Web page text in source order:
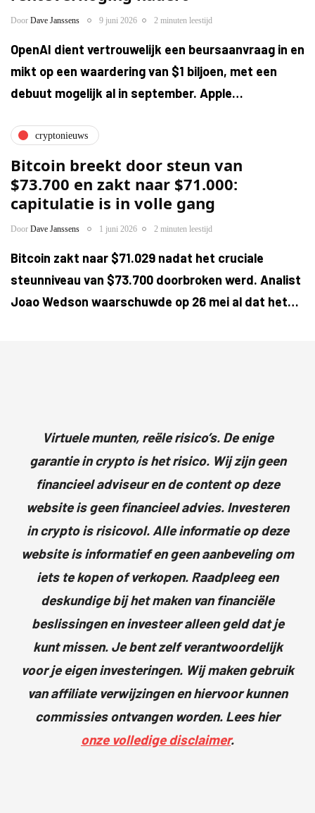
Door Dave Janssens 9 juni 2026 2 minuten leestijd
OpenAI dient vertrouwelijk een beursaanvraag in en
mikt op een waardering van $1 biljoen, met een
debuut mogelijk al in september. Apple…
cryptonieuws
Bitcoin breekt door steun van
$73.700 en zakt naar $71.000:
capitulatie is in volle gang
Door Dave Janssens 1 juni 2026 2 minuten leestijd
Bitcoin zakt naar $71.029 nadat het cruciale
steunniveau van $73.700 doorbroken werd. Analist
Joao Wedson waarschuwde op 26 mei al dat het…
Virtuele munten, reële risico’s. De enige
garantie in crypto is het risico. Wij zijn geen
financieel adviseur en de content op deze
website is geen financieel advies. Investeren
in crypto is risicovol. Alle informatie op deze
website is informatief en geen aanbeveling om
iets te kopen of verkopen. Raadpleeg een
deskundige bij het maken van financiële
beslissingen en investeer alleen geld dat je
kunt missen. Je bent zelf verantwoordelijk
voor je eigen investeringen. Wij maken gebruik
van affiliate verwijzingen en hiervoor kunnen
commissies ontvangen worden. Lees hier
onze volledige disclaimer.